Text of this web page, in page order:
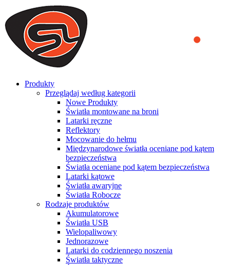
We use cookies to ensure that we provide you the best experience
on our website. By continuing to browse this website, you accept
that cookies are used to help us analyze how the website is used and
to offer you a better experience. To learn more or to find out how
you can disable cookies, you can access our
Produkty
Przeglądaj według kategorii
Nowe Produkty
Światła montowane na broni
Latarki ręczne
Reflektory
Mocowanie do hełmu
Międzynarodowe światła oceniane pod kątem
bezpieczeństwa
Światła oceniane pod kątem bezpieczeństwa
Latarki kątowe
Światła awaryjne
Światła Robocze
Rodzaje produktów
Akumulatorowe
Światła USB
Wielopaliwowy
Jednorazowe
Latarki do codziennego noszenia
Światła taktyczne